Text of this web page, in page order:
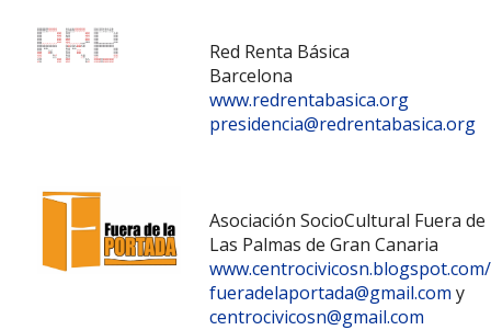
Red Renta Básica
Barcelona
www.redrentabasica.org
presidencia@redrentabasica.org
Asociación SocioCultural Fuera
Las Palmas de Gran Canaria
www.centrocivicosn.blogspot.com/
fueradelaportada@gmail.com y
centrocivicosn@gmail.com